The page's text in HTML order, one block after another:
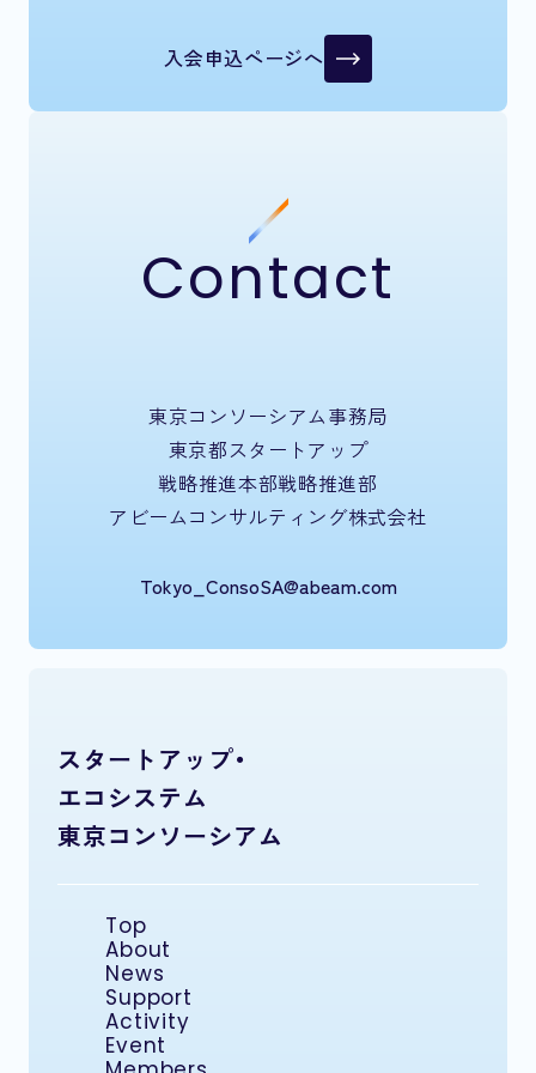
入会申込ページへ
Contact
東京コンソーシアム事務局
東京都スタートアップ
戦略推進本部戦略推進部
アビームコンサルティング株式会社
Tokyo_ConsoSA@abeam.com
スタートアップ・
エコシステム
東京コンソーシアム
Top
About
News
Support
Activity
Event